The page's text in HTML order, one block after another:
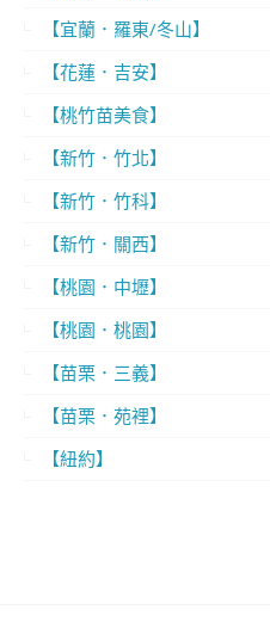
【宜蘭．羅東/冬山】
【花蓮．吉安】
【桃竹苗美食】
【新竹．竹北】
【新竹．竹科】
【新竹．關西】
【桃園．中壢】
【桃園．桃園】
【苗栗．三義】
【苗栗．苑裡】
【紐約】